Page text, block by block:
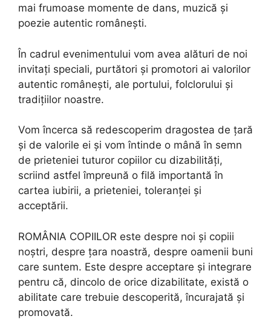
mai frumoase momente de dans, muzică și
poezie autentic românești.
În cadrul evenimentului vom avea alături de noi
invitați speciali, purtători și promotori ai valorilor
autentic românești, ale portului, folclorului și
tradițiilor noastre.
Vom încerca să redescoperim dragostea de țară
și de valorile ei și vom întinde o mână în semn
de prieteniei tuturor copiilor cu dizabilități,
scriind astfel împreună o filă importantă în
cartea iubirii, a prieteniei, toleranței și
acceptării.
ROMÂNIA COPIILOR este despre noi și copiii
noștri, despre țara noastră, despre oamenii buni
care suntem. Este despre acceptare și integrare
pentru că, dincolo de orice dizabilitate, există o
abilitate care trebuie descoperită, încurajată și
promovată.